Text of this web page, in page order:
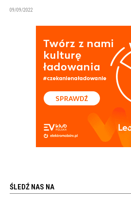
09/09/2022
ŚLEDŹ NAS NA